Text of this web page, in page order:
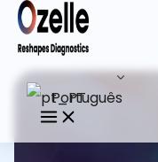
Português